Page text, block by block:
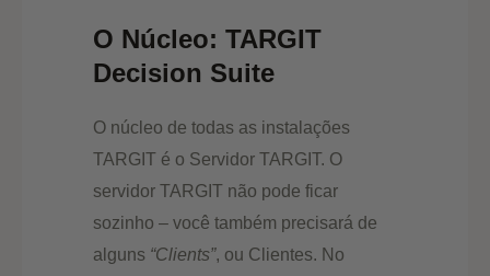
O Núcleo: TARGIT
Decision Suite
O núcleo de todas as instalações
TARGIT é o Servidor TARGIT. O
servidor TARGIT não pode ficar
sozinho – você também precisará de
alguns “Clients”, ou Clientes. No